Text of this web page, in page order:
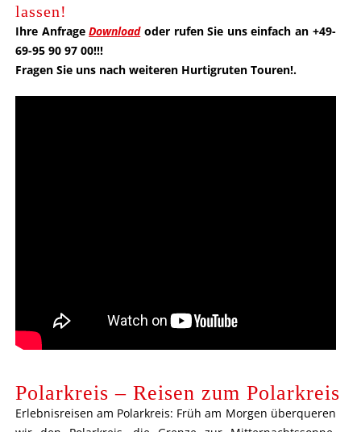
lassen!
Ihre AnfrageDownloadoder rufen Sie uns einfach an +49-
69-95 90 97 00!!!
Fragen Sie uns nach weiteren Hurtigruten Touren!.
Polarkreis – Reisen zum Polarkreis
Erlebnisreisen am Polarkreis: Früh am Morgen überqueren